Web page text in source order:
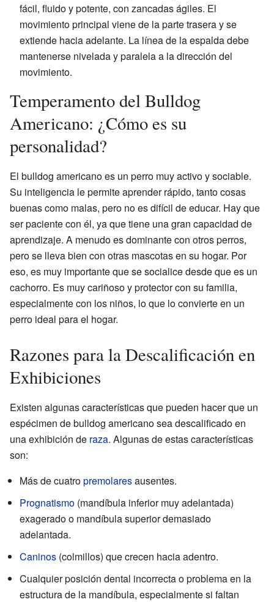
fácil, fluido y potente, con zancadas ágiles. El
movimiento principal viene de la parte trasera y se
extiende hacia adelante. La línea de la espalda debe
mantenerse nivelada y paralela a la dirección del
movimiento.
Temperamento del Bulldog
Americano: ¿Cómo es su
personalidad?
El bulldog americano es un perro muy activo y sociable.
Su inteligencia le permite aprender rápido, tanto cosas
buenas como malas, pero no es difícil de educar. Hay que
ser paciente con él, ya que tiene una gran capacidad de
aprendizaje. A menudo es dominante con otros perros,
pero se lleva bien con otras mascotas en su hogar. Por
eso, es muy importante que se socialice desde que es un
cachorro. Es muy cariñoso y protector con su familia,
especialmente con los niños, lo que lo convierte en un
perro ideal para el hogar.
Razones para la Descalificación en
Exhibiciones
Existen algunas características que pueden hacer que un
espécimen de bulldog americano sea descalificado en
una exhibición de raza. Algunas de estas características
son:
Más de cuatropremolaresausentes.
Prognatismo (mandíbula inferior muy adelantada)
exagerado o mandíbula superior demasiado
adelantada.
Caninos (colmillos) que crecen hacia adentro.
Cualquier posición dental incorrecta o problema en la
estructura de la mandíbula, especialmente si faltan